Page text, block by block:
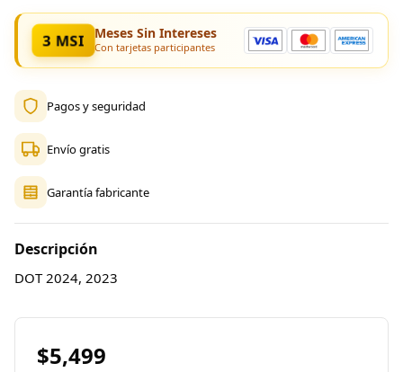
3 MSI Meses Sin Intereses
Con tarjetas participantes
Pagos y seguridad
Envío gratis
Garantía fabricante
Descripción
DOT 2024, 2023
$5,499